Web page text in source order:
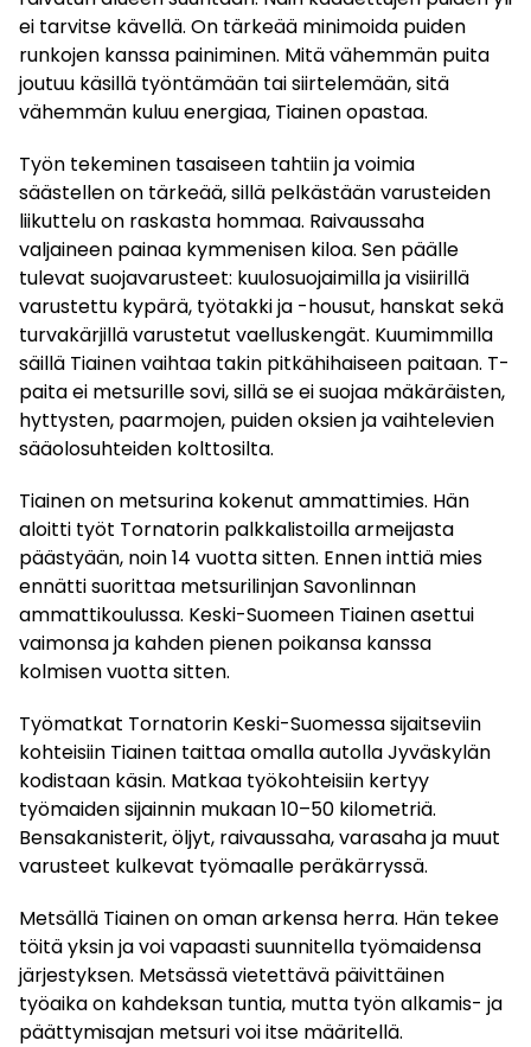
ei tarvitse kävellä. On tärkeää minimoida puiden
runkojen kanssa painiminen. Mitä vähemmän puita
joutuu käsillä työntämään tai siirtelemään, sitä
vähemmän kuluu energiaa, Tiainen opastaa.
Työn tekeminen tasaiseen tahtiin ja voimia
säästellen on tärkeää, sillä pelkästään varusteiden
liikuttelu on raskasta hommaa. Raivaussaha
valjaineen painaa kymmenisen kiloa. Sen päälle
tulevat suojavarusteet: kuulosuojaimilla ja visiirillä
varustettu kypärä, työtakki ja -housut, hanskat sekä
turvakärjillä varustetut vaelluskengät. Kuumimmilla
säillä Tiainen vaihtaa takin pitkähihaiseen paitaan. T-
paita ei metsurille sovi, sillä se ei suojaa mäkäräisten,
hyttysten, paarmojen, puiden oksien ja vaihtelevien
sääolosuhteiden kolttosilta.
Tiainen on metsurina kokenut ammattimies. Hän
aloitti työt Tornatorin palkkalistoilla armeijasta
päästyään, noin 14 vuotta sitten. Ennen inttiä mies
ennätti suorittaa metsurilinjan Savonlinnan
ammattikoulussa. Keski-Suomeen Tiainen asettui
vaimonsa ja kahden pienen poikansa kanssa
kolmisen vuotta sitten.
Työmatkat Tornatorin Keski-Suomessa sijaitseviin
kohteisiin Tiainen taittaa omalla autolla Jyväskylän
kodistaan käsin. Matkaa työkohteisiin kertyy
työmaiden sijainnin mukaan 10–50 kilometriä.
Bensakanisterit, öljyt, raivaussaha, varasaha ja muut
varusteet kulkevat työmaalle peräkärryssä.
Metsällä Tiainen on oman arkensa herra. Hän tekee
töitä yksin ja voi vapaasti suunnitella työmaidensa
järjestyksen. Metsässä vietettävä päivittäinen
työaika on kahdeksan tuntia, mutta työn alkamis- ja
päättymisajan metsuri voi itse määritellä.